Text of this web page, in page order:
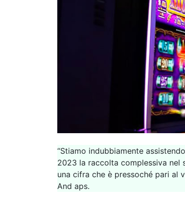
“Stiamo indubbiamente
2023 la raccolta complessiva nel
una cifra che è pressoché pari al
And aps.